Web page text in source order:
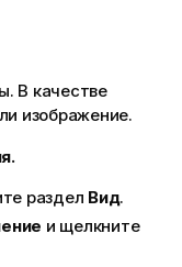
В качестве
изображение.
раздел Вид.
и щелкните